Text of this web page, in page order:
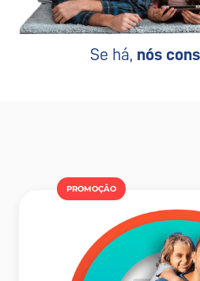
Se há, nós
PROMOÇÂO